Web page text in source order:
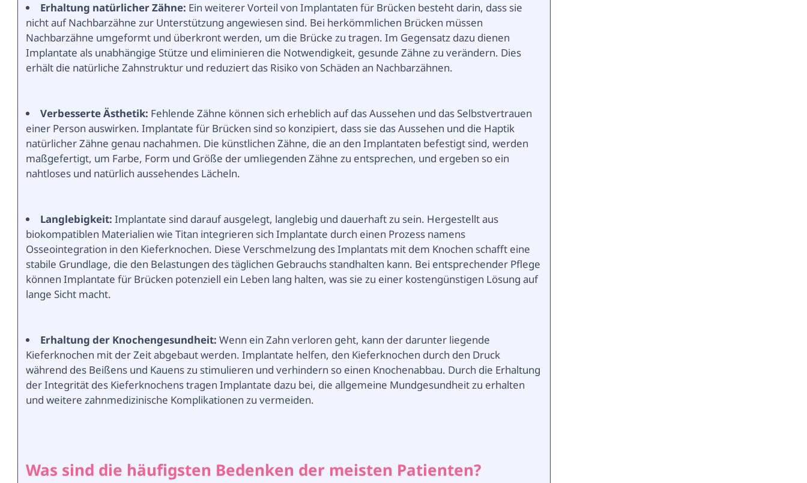
Erhaltung natürlicher Zähne: Ein weiterer Vorteil von Implantaten für Brücken besteht darin, dass sie
nicht auf Nachbarzähne zur Unterstützung angewiesen sind. Bei herkömmlichen Brücken müssen
Nachbarzähne umgeformt und überkront werden, um die Brücke zu tragen. Im Gegensatz dazu dienen
Implantate als unabhängige Stütze und eliminieren die Notwendigkeit, gesunde Zähne zu verändern. Dies
erhält die natürliche Zahnstruktur und reduziert das Risiko von Schäden an Nachbarzähnen.
Verbesserte Ästhetik: Fehlende Zähne können sich erheblich auf das Aussehen und das Selbstvertrauen
einer Person auswirken. Implantate für Brücken sind so konzipiert, dass sie das Aussehen und die Haptik
natürlicher Zähne genau nachahmen. Die künstlichen Zähne, die an den Implantaten befestigt sind, werden
maßgefertigt, um Farbe, Form und Größe der umliegenden Zähne zu entsprechen, und ergeben so ein
nahtloses und natürlich aussehendes Lächeln.
Langlebigkeit:Implantate sind darauf ausgelegt, langlebig und dauerhaft zu sein. Hergestellt aus
biokompatiblen Materialien wie Titan integrieren sich Implantate durch einen Prozess namens
Osseointegration in den Kieferknochen. Diese Verschmelzung des Implantats mit dem Knochen schafft eine
stabile Grundlage, die den Belastungen des täglichen Gebrauchs standhalten kann. Bei entsprechender Pflege
können Implantate für Brücken potenziell ein Leben lang halten, was sie zu einer kostengünstigen Lösung auf
lange Sicht macht.
Erhaltung der Knochengesundheit:Wenn ein Zahn verloren geht, kann der darunter liegende
Kieferknochen mit der Zeit abgebaut werden. Implantate helfen, den Kieferknochen durch den Druck
während des Beißens und Kauens zu stimulieren und verhindern so einen Knochenabbau. Durch die Erhaltung
der Integrität des Kieferknochens tragen Implantate dazu bei, die allgemeine Mundgesundheit zu erhalten
und weitere zahnmedizinische Komplikationen zu vermeiden.
Was sind die häufigsten Bedenken der meisten Patienten?